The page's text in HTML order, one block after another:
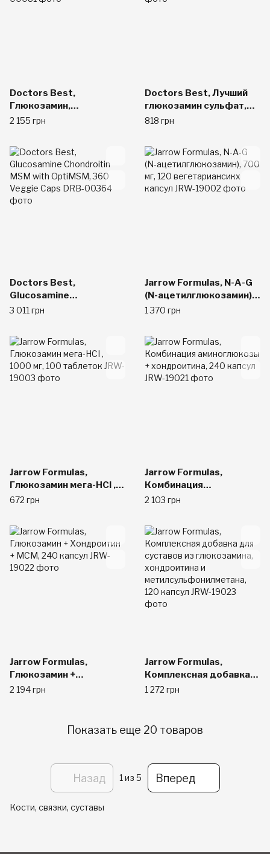
Doctors Best,
Глюкозамин,
хондроитин и МСМ, 240
2 155 грн
Doctors Best, Лучший
глюкозамин сульфат,
750 мг, 180 капсул
818 грн
Doctors Best,
Glucosamine
Chondroitin MSM with
Caps
3 011 грн
Jarrow Formulas, N-A-G
(N-ацетилглюкозамин),
700 мг, 120
1 370 грн
Jarrow Formulas,
Глюкозамин мега-HCI ,
1000 мг, 100 таблеток
672 грн
Jarrow Formulas,
Комбинация
аминоглюкозы +
капсул
2 103 грн
Jarrow Formulas,
Глюкозамин +
Хондроитин + МСМ, 240
2 194 грн
Jarrow Formulas,
Комплексная добавка
для суставов из
метилсульфонилметана
, 120 капсул
1 272 грн
Показать еще 20 товаров
Назад 1 из 5 Вперед
Кости, связки, суставы